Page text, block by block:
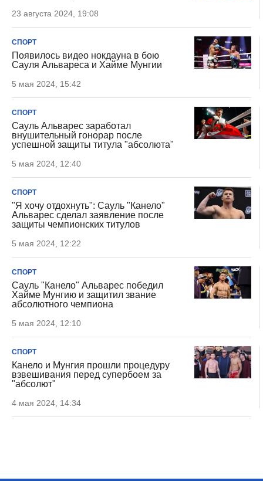
23 августа 2024, 19:08
СПОРТ
Появилось видео нокдауна в бою
Сауля Альвареса и Хайме Мунгии
5 мая 2024, 15:42
СПОРТ
Сауль Альварес заработал
внушительный гонорар после
успешной защиты титула "абсолюта"
5 мая 2024, 12:40
СПОРТ
"Я хочу отдохнуть": Сауль "Канело"
Альварес сделал заявление после
защиты чемпионских титулов
5 мая 2024, 12:22
СПОРТ
Сауль "Канело" Альварес победил
Хайме Мунгию и защитил звание
абсолютного чемпиона
5 мая 2024, 12:10
СПОРТ
Канело и Мунгия прошли процедуру
взвешивания перед супербоем за
"абсолют"
4 мая 2024, 14:34